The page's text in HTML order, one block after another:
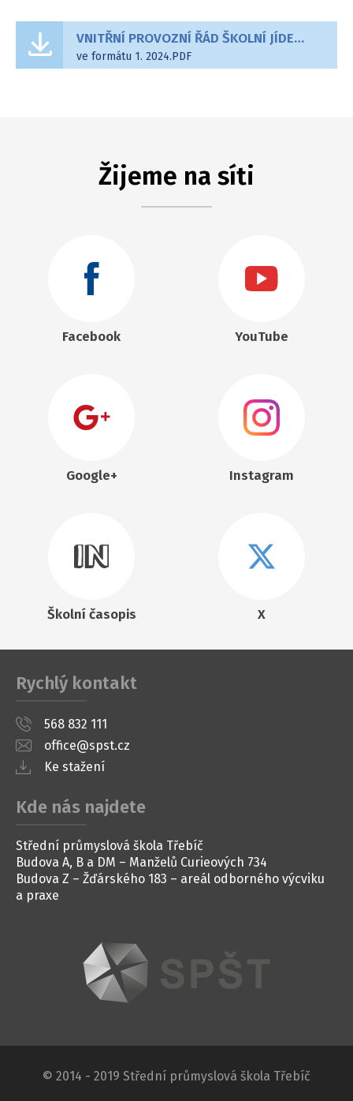
VNITŘNÍ PROVOZNÍ ŘÁD ŠKOLNÍ JÍDELNY od 1. 1. 2024
ve formátu 1. 2024.PDF
Žijeme na síti
Facebook YouTube
Google+ Instagram
Školní časopis X
Rychlý kontakt
568 832 111
office@spst.cz
Ke stažení
Kde nás najdete
Střední průmyslová škola Třebíč
Budova A, B a DM – Manželů Curieových 734
Budova Z – Žďárského 183 – areál odborného výcviku
a praxe
© 2014 - 2019 Střední průmyslová škola Třebíč